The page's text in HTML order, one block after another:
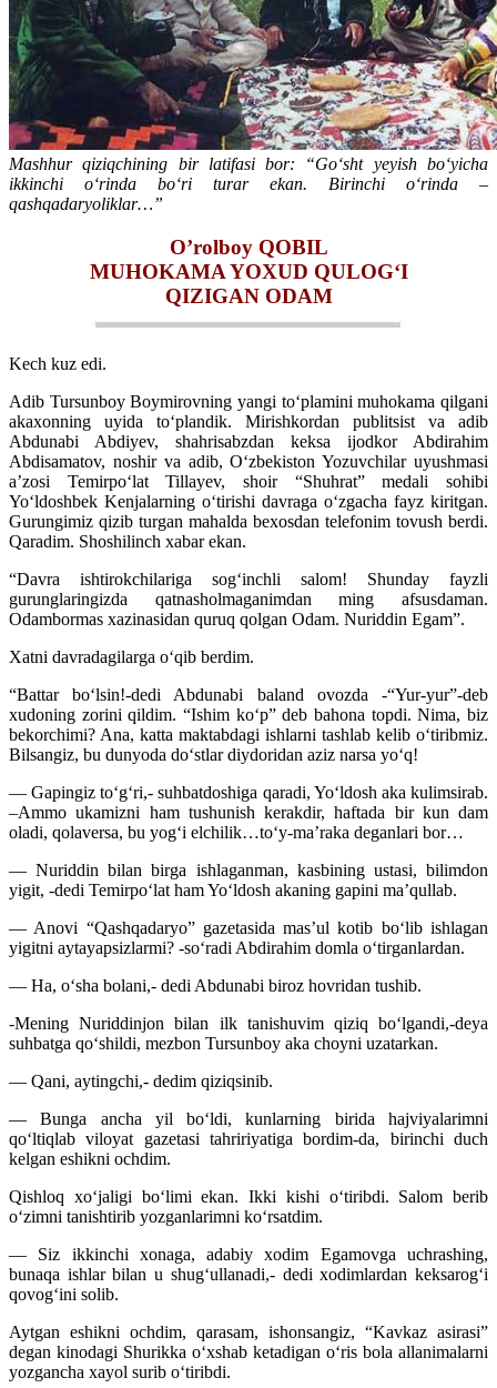
Mashhur qiziqchining bir latifasi bor: “Go‘sht yeyish bo‘yicha
ikkinchi o‘rinda bo‘ri turar ekan. Birinchi o‘rinda –
qashqadaryoliklar…”
O’rolboy QOBIL
MUHOKAMA YOXUD QULOG‘I
QIZIGAN ODAM
Kech kuz edi.
Adib Tursunboy Boymirovning yangi to‘plamini muhokama qilgani
akaxonning uyida to‘plandik. Mirishkordan publitsist va adib
Abdunabi Abdiyev, shahrisabzdan keksa ijodkor Abdirahim
Abdisamatov, noshir va adib, O‘zbekiston Yozuvchilar uyushmasi
a’zosi Temirpo‘lat Tillayev, shoir “Shuhrat” medali sohibi
Yo‘ldoshbek Kenjalarning o‘tirishi davraga o‘zgacha fayz kiritgan.
Gurungimiz qizib turgan mahalda bexosdan telefonim tovush berdi.
Qaradim. Shoshilinch xabar ekan.
“Davra ishtirokchilariga sog‘inchli salom! Shunday fayzli
gurunglaringizda qatnasholmaganimdan ming afsusdaman.
Odambormas xazinasidan quruq qolgan Odam. Nuriddin Egam”.
Xatni davradagilarga o‘qib berdim.
“Battar bo‘lsin!-dedi Abdunabi baland ovozda -“Yur-yur”-deb
xudoning zorini qildim. “Ishim ko‘p” deb bahona topdi. Nima, biz
bekorchimi? Ana, katta maktabdagi ishlarni tashlab kelib o‘tiribmiz.
Bilsangiz, bu dunyoda do‘stlar diydoridan aziz narsa yo‘q!
— Gapingiz to‘g‘ri,- suhbatdoshiga qaradi, Yo‘ldosh aka kulimsirab.
–Ammo ukamizni ham tushunish kerakdir, haftada bir kun dam
oladi, qolaversa, bu yog‘i elchilik…to‘y-ma’raka deganlari bor…
— Nuriddin bilan birga ishlaganman, kasbining ustasi, bilimdon
yigit, -dedi Temirpo‘lat ham Yo‘ldosh akaning gapini ma’qullab.
— Anovi “Qashqadaryo” gazetasida mas’ul kotib bo‘lib ishlagan
yigitni aytayapsizlarmi? -so‘radi Abdirahim domla o‘tirganlardan.
— Ha, o‘sha bolani,- dedi Abdunabi biroz hovridan tushib.
-Mening Nuriddinjon bilan ilk tanishuvim qiziq bo‘lgandi,-deya
suhbatga qo‘shildi, mezbon Tursunboy aka choyni uzatarkan.
— Qani, aytingchi,- dedim qiziqsinib.
— Bunga ancha yil bo‘ldi, kunlarning birida hajviyalarimni
qo‘ltiqlab viloyat gazetasi tahririyatiga bordim-da, birinchi duch
kelgan eshikni ochdim.
Qishloq xo‘jaligi bo‘limi ekan. Ikki kishi o‘tiribdi. Salom berib
o‘zimni tanishtirib yozganlarimni ko‘rsatdim.
— Siz ikkinchi xonaga, adabiy xodim Egamovga uchrashing,
bunaqa ishlar bilan u shug‘ullanadi,- dedi xodimlardan keksarog‘i
qovog‘ini solib.
Aytgan eshikni ochdim, qarasam, ishonsangiz, “Kavkaz asirasi”
degan kinodagi Shurikka o‘xshab ketadigan o‘ris bola allanimalarni
yozgancha xayol surib o‘tiribdi.